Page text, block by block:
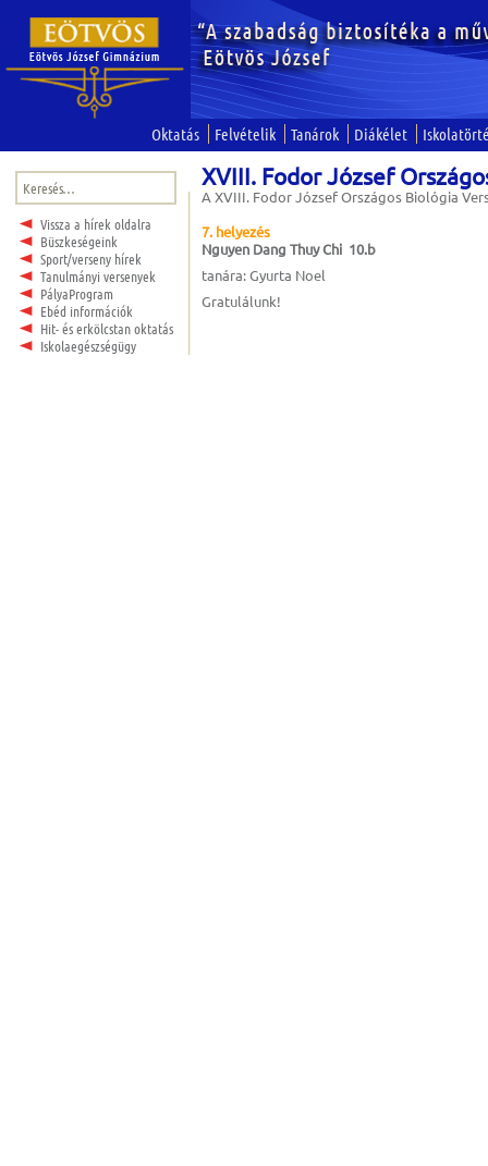
Oktatás Felvételik Tanárok Diákélet
Keresés:
Vissza a hírek oldalra
Büszkeségeink
Sport/verseny hírek
Tanulmányi versenyek
PályaProgram
Ebéd információk
Hit- és erkölcstan oktatás
Iskolaegészségügy
XVIII. Fodor József
A XVIII. Fodor József Országos Biológia
7. helyezés
Nguyen Dang Thuy Chi 10.b
tanára: Gyurta Noel
Gratulálunk!